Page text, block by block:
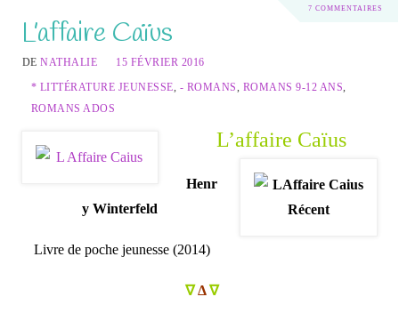
7 COMMENTAIRES
L’affaire Caïus
DENATHALIE
15 FÉVRIER 2016
* LITTÉRATURE JEUNESSE, - ROMANS, ROMANS 9-12 ANS,
ROMANS ADOS
L’affaire Caïus
Henr
y Winterfeld
Livre de poche jeunesse (2014)
∇Δ∇